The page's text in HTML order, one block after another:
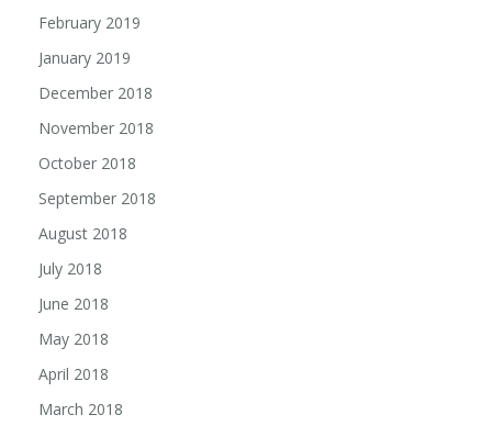
February 2019
January 2019
December 2018
November 2018
October 2018
September 2018
August 2018
July 2018
June 2018
May 2018
April 2018
March 2018